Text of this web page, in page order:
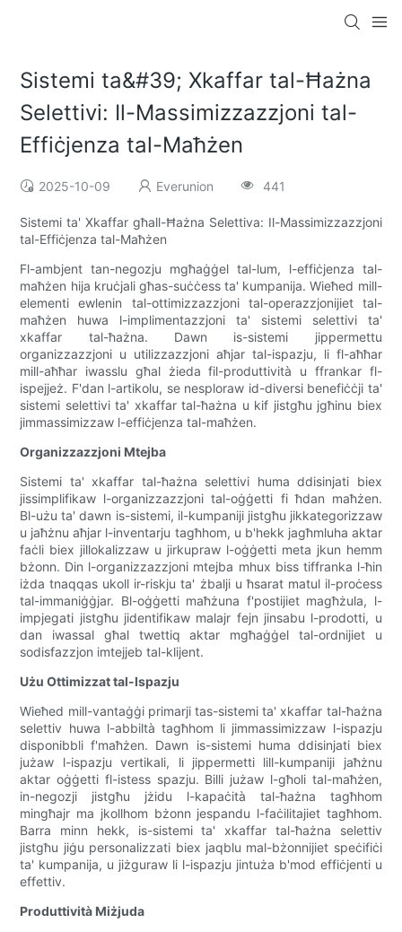
Sistemi ta&#39; Xkaffar tal-Ħażna
Selettivi: Il-Massimizzazzjoni tal-
Effiċjenza tal-Maħżen
2025-10-09 Everunion 441
Sistemi ta' Xkaffar għall-Ħażna Selettiva: Il-Massimizzazzjoni
tal-Effiċjenza tal-Maħżen
Fl-ambjent tan-negozju mgħaġġel tal-lum, l-effiċjenza tal-
maħżen hija kruċjali għas-suċċess ta' kumpanija. Wieħed mill-
elementi ewlenin tal-ottimizzazzjoni tal-operazzjonijiet tal-
maħżen huwa l-implimentazzjoni ta' sistemi selettivi ta'
xkaffar tal-ħażna. Dawn is-sistemi jippermettu
organizzazzjoni u utilizzazzjoni aħjar tal-ispazju, li fl-aħħar
mill-aħħar iwasslu għal żieda fil-produttività u ffrankar fl-
ispejjeż. F'dan l-artikolu, se nesploraw id-diversi benefiċċji ta'
sistemi selettivi ta' xkaffar tal-ħażna u kif jistgħu jgħinu biex
jimmassimizzaw l-effiċjenza tal-maħżen.
Organizzazzjoni Mtejba
Sistemi ta' xkaffar tal-ħażna selettivi huma ddisinjati biex
jissimplifikaw l-organizzazzjoni tal-oġġetti fi ħdan maħżen.
Bl-użu ta' dawn is-sistemi, il-kumpaniji jistgħu jikkategorizzaw
u jaħżnu aħjar l-inventarju tagħhom, u b'hekk jagħmluha aktar
faċli biex jillokalizzaw u jirkupraw l-oġġetti meta jkun hemm
bżonn. Din l-organizzazzjoni mtejba mhux biss tiffranka l-ħin
iżda tnaqqas ukoll ir-riskju ta' żbalji u ħsarat matul il-proċess
tal-immaniġġjar. Bl-oġġetti maħżuna f'postijiet magħżula, l-
impjegati jistgħu jidentifikaw malajr fejn jinsabu l-prodotti, u
dan iwassal għal twettiq aktar mgħaġġel tal-ordnijiet u
sodisfazzjon imtejjeb tal-klijent.
Użu Ottimizzat tal-Ispazju
Wieħed mill-vantaġġi primarji tas-sistemi ta' xkaffar tal-ħażna
selettiv huwa l-abbiltà tagħhom li jimmassimizzaw l-ispazju
disponibbli f'maħżen. Dawn is-sistemi huma ddisinjati biex
jużaw l-ispazju vertikali, li jippermetti lill-kumpaniji jaħżnu
aktar oġġetti fl-istess spazju. Billi jużaw l-għoli tal-maħżen,
in-negozji jistgħu jżidu l-kapaċità tal-ħażna tagħhom
mingħajr ma jkollhom bżonn jespandu l-faċilitajiet tagħhom.
Barra minn hekk, is-sistemi ta' xkaffar tal-ħażna selettiv
jistgħu jiġu personalizzati biex jaqblu mal-bżonnijiet speċifiċi
ta' kumpanija, u jiżguraw li l-ispazju jintuża b'mod effiċjenti u
effettiv.
Produttività Miżjuda